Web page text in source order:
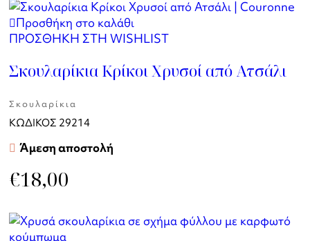
Προσθήκη στο καλάθι
ΠΡΟΣΘΗΚΗ ΣΤΗ WISHLIST
Σκουλαρίκια Κρίκοι Χρυσοί από Ατσάλι
Σκουλαρίκια
ΚΩΔΙΚΟΣ 29214
Άμεση αποστολή
€18,00